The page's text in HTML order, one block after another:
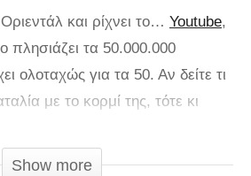
και ρίχνει το… Youtube,
πλησιάζει τα 50.000.000
ολοταχώς για τα 50. Αν δείτε τι
με το κορμί της, τότε κι
Show more